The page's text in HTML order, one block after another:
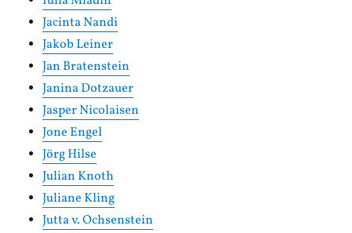
Jacinta Nandi
Jakob Leiner
Jan Bratenstein
Janina Dotzauer
Jasper Nicolaisen
Jone Engel
Jörg Hilse
Julian Knoth
Juliane Kling
Jutta v. Ochsenstein